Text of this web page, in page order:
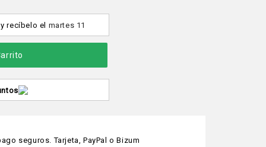
y recíbelo el martes 11
seguros. Tarjeta, PayPal o Bizum